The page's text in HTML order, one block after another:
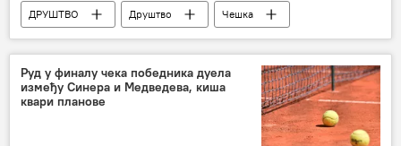
ДРУШТВО Друштво
Чешка
крађа
реликвија лобања
Руд у финалу чека победника дуела
између Синера и Медведева, киша
квари планове